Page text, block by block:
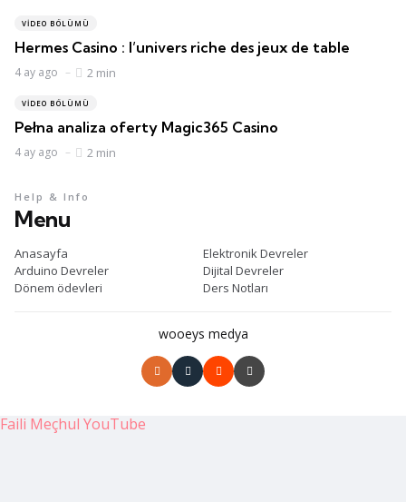
VIDEO BÖLÜMÜ
Hermes Casino : l’univers riche des jeux de table
4 ay ago 2 min
VIDEO BÖLÜMÜ
Pełna analiza oferty Magic365 Casino
4 ay ago 2 min
Menu
Help & Info
Anasayfa
Elektronik Devreler
Arduino Devreler
Dijital Devreler
Dönem ödevleri
Ders Notları
wooeys medya
Faili Meçhul YouTube